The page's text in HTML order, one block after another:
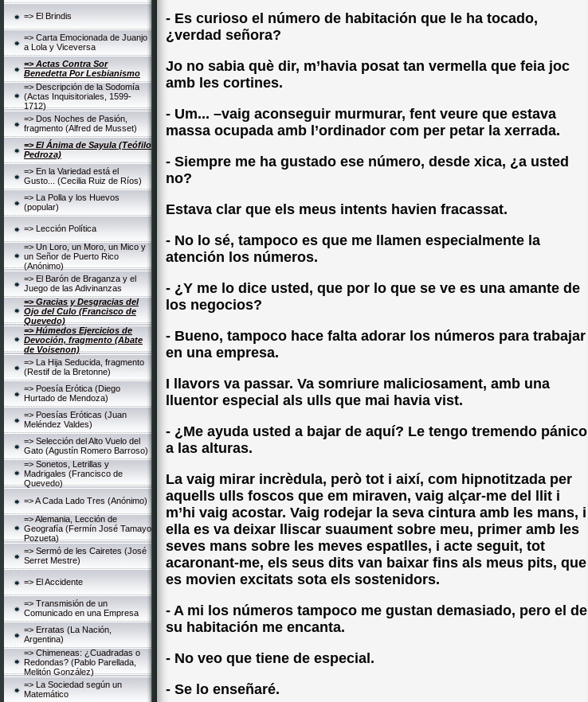
=> El Brindis
=> Carta Emocionada de Juanjo
a Lola y Viceversa
=> Actas Contra Sor
Benedetta Por Lesbianismo
=> Descripción de la Sodomía
(Actas Inquisitoriales, 1599-
1712)
=> Dos Noches de Pasión,
fragmento (Alfred de Musset)
=> El Ánima de Sayula (Teófilo
Pedroza)
=> En la Variedad está el
Gusto... (Cecilia Ruiz de Ríos)
=> La Polla y los Huevos
(popular)
=> Lección Política
=> Un Loro, un Moro, un Mico y
un Señor de Puerto Rico
(Anónimo)
=> El Barón de Braganza y el
Juego de las Adivinanzas
=> Gracias y Desgracias del
Ojo del Culo (Francisco de
Quevedo)
=> Húmedos Ejercicios de
Devoción, fragmento (Abate
de Voisenon)
=> La Hija Seducida, fragmento
(Restif de la Bretonne)
=> Poesía Erótica (Diego
Hurtado de Mendoza)
=> Poesías Eróticas (Juan
Meléndez Valdes)
=> Selección del Alto Vuelo del
Gato (Agustín Romero Barroso)
=> Sonetos, Letrillas y
Madrigales (Francisco de
Quevedo)
=> A Cada Lado Tres (Anónimo)
=> Alemania, Lección de
Geografía (Fermín José Tamayo
Pozueta)
=> Sermó de les Cairetes (José
Serret Mestre)
=> El Accidente
=> Transmisión de un
Comunicado en una Empresa
=> Erratas (La Nación,
Argentina)
=> Chimeneas: ¿Cuadradas o
Redondas? (Pablo Parellada,
Melitón González)
=> La Sociedad según un
Matemático
- Es curioso el número de habitación que le ha tocado,
¿verdad señora?
Jo no sabia què dir, m’havia posat tan vermella que feia joc
amb les cortines.
- Um... –vaig aconseguir murmurar, fent veure que estava
massa ocupada amb l’ordinador com per petar la xerrada.
- Siempre me ha gustado ese número, desde xica, ¿a usted
no?
Estava clar que els meus intents havien fracassat.
- No lo sé, tampoco es que me llamen especialmente la
atención los números.
- ¿Y me lo dice usted, que por lo que se ve es una amante de
los negocios?
- Bueno, tampoco hace falta adorar los números para trabajar
en una empresa.
I llavors va passar. Va somriure maliciosament, amb una
lluentor especial als ulls que mai havia vist.
- ¿Me ayuda usted a bajar de aquí? Le tengo tremendo pánico
a las alturas.
La vaig mirar incrèdula, però tot i així, com hipnotitzada per
aquells ulls foscos que em miraven, vaig alçar-me del llit i
m’hi vaig acostar. Vaig rodejar la seva cintura amb les mans, i
ella es va deixar lliscar suaument sobre meu, primer amb les
seves mans sobre les meves espatlles, i acte seguit, tot
acaronant-me, els seus dits van baixar fins als meus pits, que
es movien excitats sota els sostenidors.
- A mi los números tampoco me gustan demasiado, pero el de
su habitación me encanta.
- No veo que tiene de especial.
- Se lo enseñaré.